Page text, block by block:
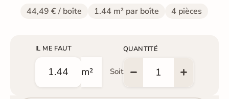
44,49 € / boîte 1.44 m² par boîte 4 pièces
IL ME FAUT
m² Soit
QUANTITÉ